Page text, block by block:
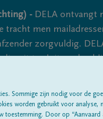
- DELA ontvangt
men
zorgvuldig.
uit te sluiten, dus
Alle
Sommige zijn nodig voor de
worden gebruikt voor analyse,
toestemming. Door op